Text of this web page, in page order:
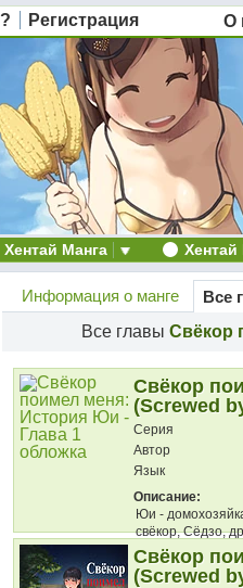
? Регистрация О
Хентай Манга
Информация о манге
Все
Все главы Свёкор
Свёкор
(Screwed
Серия
Автор
Язык
Описание:
Юи -
свёкор, Сёдзо,
красавец. Он
Свёкор
(Screwed